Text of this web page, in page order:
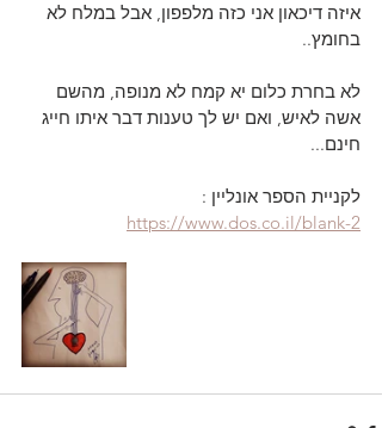
איזה דיכאון אני כזה מלפפון, אבל במלח לא
בחומץ..
לא בחרת כלום יא קמח לא מנופה, מהשם
אשה לאיש, ואם יש לך טענות דבר איתו חייג
חינם...
לקניית הספר אונליין :
https://www.dos.co.il/blank-2